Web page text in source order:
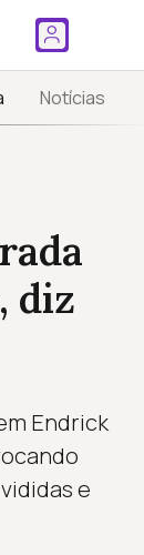
Notícias
diz
Endrick
e